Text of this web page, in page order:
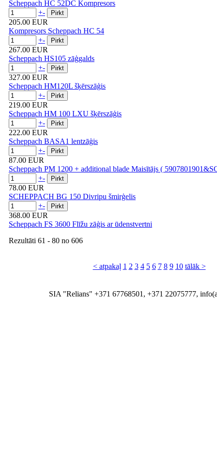
Scheppach HC 52DC Kompresors
+-
205.00 EUR
Kompresors Scheppach HC 54
+-
267.00 EUR
Scheppach HS105 zāģgalds
+-
327.00 EUR
Scheppach HM120L šķērszāģis
+-
219.00 EUR
Scheppach HM 100 LXU šķērszāģis
+-
222.00 EUR
Scheppach BASA1 lentzāģis
+-
87.00 EUR
Scheppach PM 1200 + additional blade Maisītājs (
+-
78.00 EUR
SCHEPPACH BG 150 Divripu šmirģelis
+-
368.00 EUR
Scheppach FS 3600 Flīžu zāģis ar ūdenstvertni
Rezultāti 61 - 80 no 606
< atpakaļ 1 2 3 4 5 6 7 8 9 10 tālāk >
SIA "Relians" +371 67768501, +371 22075777,